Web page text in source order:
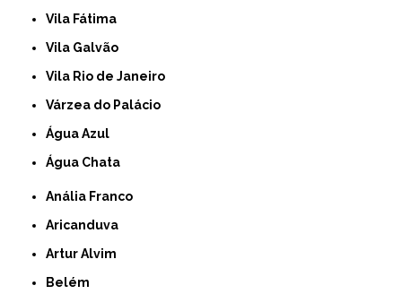
Vila Fátima
Vila Galvão
Vila Rio de Janeiro
Várzea do Palácio
Água Azul
Água Chata
Anália Franco
Aricanduva
Artur Alvim
Belém